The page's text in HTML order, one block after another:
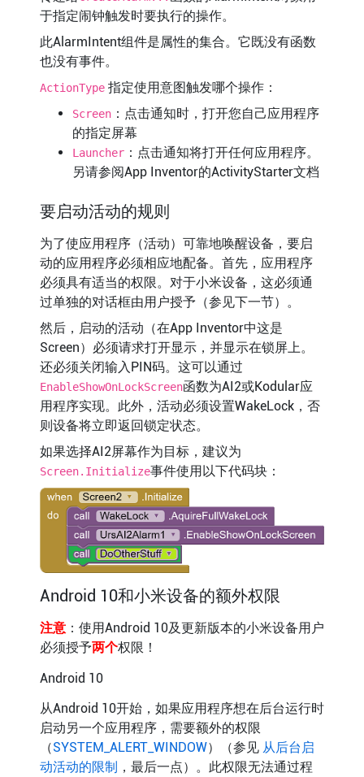
于指定闹钟触发时要执行的操作。
此AlarmIntent组件是属性的集合。它既没有函数
也没有事件。
ActionType指定使用意图触发哪个操作：
Screen：点击通知时，打开您自己应用程序
的指定屏幕
Launcher：点击通知将打开任何应用程序。
另请参阅App Inventor的ActivityStarter文档
要启动活动的规则
为了使应用程序（活动）可靠地唤醒设备，要启
动的应用程序必须相应地配备。首先，应用程序
必须具有适当的权限。对于小米设备，这必须通
过单独的对话框由用户授予（参见下一节）。
然后，启动的活动（在App Inventor中这是
Screen）必须请求打开显示，并显示在锁屏上。
还必须关闭输入PIN码。这可以通过
EnableShowOnLockScreen函数为AI2或Kodular应
用程序实现。此外，活动必须设置WakeLock，否
则设备将立即返回锁定状态。
如果选择AI2屏幕作为目标，建议为
Screen.Initialize事件使用以下代码块：
Android 10和小米设备的额外权限
注意：使用Android 10及更新版本的小米设备用户
必须授予两个权限！
Android 10
从Android 10开始，如果应用程序想在后台运行时
启动另一个应用程序，需要额外的权限
（SYSTEM_ALERT_WINDOW）（参见 从后台启
动活动的限制 ，最后一点）。此权限无法通过程